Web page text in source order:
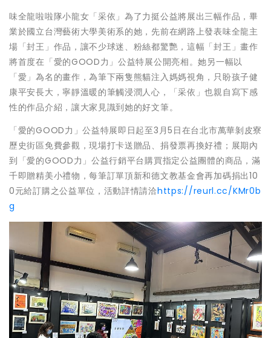
味全龍啦啦隊小龍女「采依」為了力挺公益將展出三幅作品，畢
業於國立台灣藝術大學美術系的她，先前在網路上發表味全龍主
場「封王」作品，讓不少球迷、粉絲都驚艷，這幅「封王」畫作
將首度在「愛的GOOD力」公益特展公開亮相。她另一幅以
「愛」為名的畫作，為筆下兩隻熊貓注入媽媽視角，只盼孩子健
康平安長大，寧靜溫暖的筆觸浸潤人心，「采依」也親自寫下感
性的作品介紹，讓大家見識到她的好文筆。
「愛的GOOD力」公益特展即日起至3月5日在台北市萬華剝皮寮
歷史街區免費參觀，現場打卡送贈品、捐發票再換好禮；展期內
到「愛的GOOD力」公益行銷平台購買指定公益團體的商品，滿
千即贈精美小禮物，每筆訂單頂新和德文教基金會再加碼捐出10
0元給訂購之公益單位，活動詳情請洽https://reurl.cc/KMr0b
g